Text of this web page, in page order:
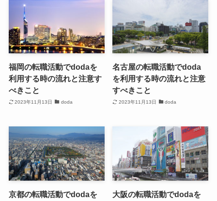
福岡の転職活動でdodaを
利用する時の流れと注意す
べきこと
2023年11月13日 doda
名古屋の転職活動でdoda
を利用する時の流れと注意
すべきこと
2023年11月13日 doda
京都の転職活動でdodaを 大阪の転職活動でdodaを